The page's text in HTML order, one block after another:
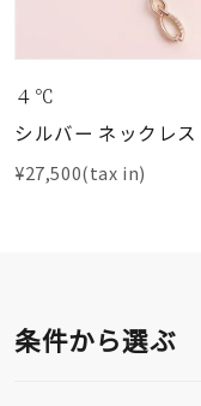
４℃
シルバー ネックレス
¥27,500(tax in)
条件から選ぶ